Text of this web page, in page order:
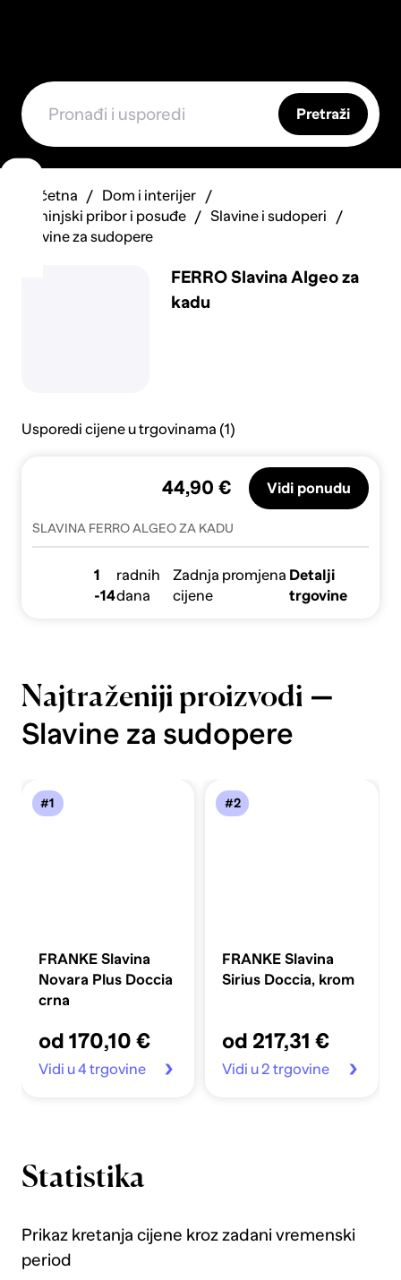
Pretraži
Početna
Dom i interijer
Kuhinjski pribor i posuđe
Slavine i sudoperi
Slavine za sudopere
FERRO Slavina Algeo za
kadu
Usporedi cijene u trgovinama (1)
SLAVINA FERRO ALGEO ZA KADU
44,90 € Vidi ponudu
1
-14
radnih
dana
Zadnja promjena
cijene
Detalji
trgovine
Najtraženiji proizvodi —
Slavine za sudopere
#1
FRANKE Slavina
Novara Plus Doccia
crna
od 170,10 €
Vidi u 4 trgovine
#2
FRANKE Slavina
Sirius Doccia, krom
od 217,31 €
Vidi u 2 trgovine
Statistika
Prikaz kretanja cijene kroz zadani vremenski
period